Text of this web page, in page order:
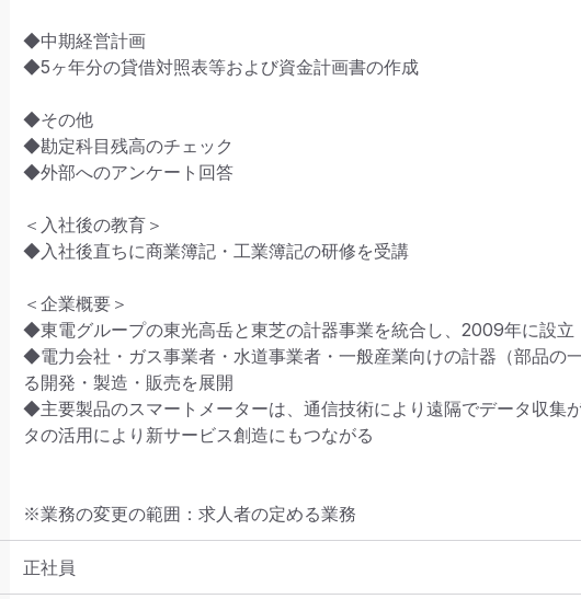
◆中期経営計画
◆5ヶ年分の貸借対照表等および資金計画書の作成
◆その他
◆勘定科目残高のチェック
◆外部へのアンケート回答
＜入社後の教育＞
◆入社後直ちに商業簿記・工業簿記の研修を受講
＜企業概要＞
◆東電グループの東光高岳と東芝の計器事業を統合し、2009年に設立
◆電力会社・ガス事業者・水道事業者・一般産業向けの計器（部品の
る開発・製造・販売を展開
◆主要製品のスマートメーターは、通信技術により遠隔でデータ収集
タの活用により新サービス創造にもつながる
※業務の変更の範囲：求人者の定める業務
正社員